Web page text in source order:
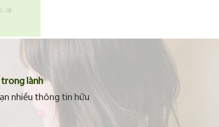
lành
nhiều thông tin hữu